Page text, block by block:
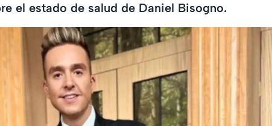
el estado de salud de Daniel Bisogno.